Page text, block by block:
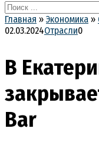
Search
for:
Главная » Экономика »
02.03.2024Отрасли0
В
Bar